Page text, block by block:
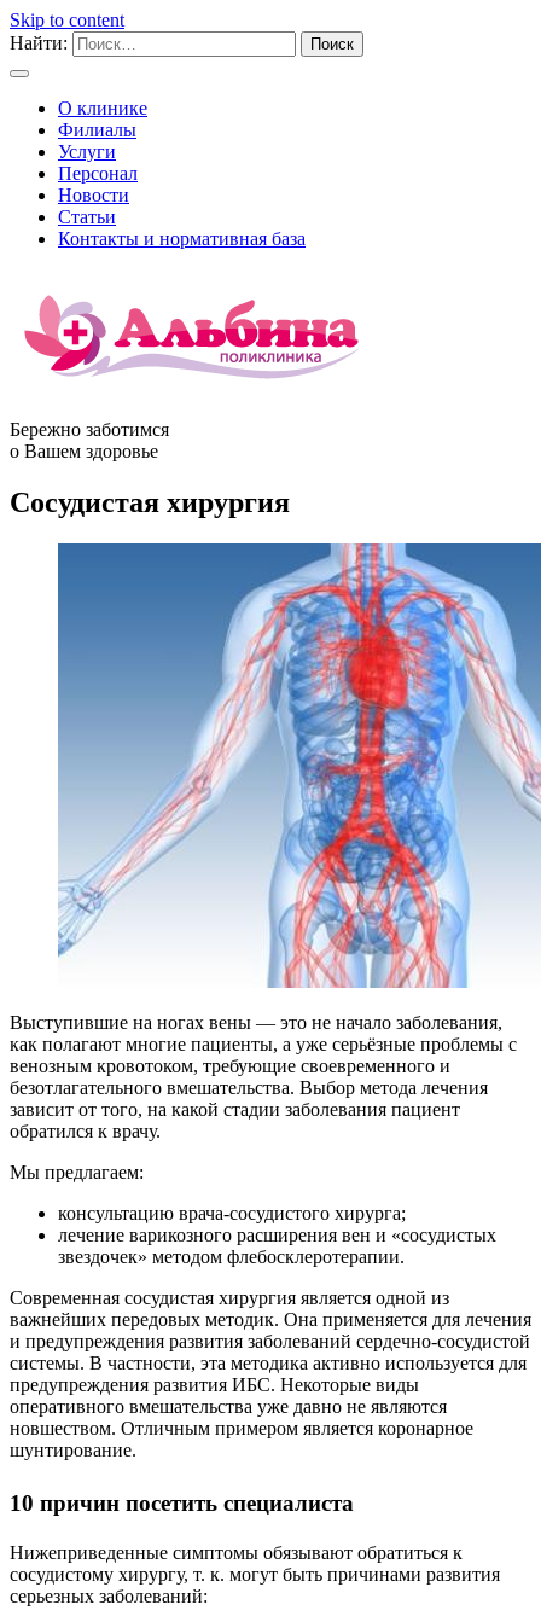
Skip to content
Найти:
О клинике
Филиалы
Услуги
Персонал
Новости
Статьи
Контакты и нормативная база
Бережно заботимся
о Вашем здоровье
Сосудистая хирургия
Выступившие на ногах вены — это не начало заболевания,
как полагают многие пациенты, а уже серьёзные проблемы с
венозным кровотоком, требующие своевременного и
безотлагательного вмешательства. Выбор метода лечения
зависит от того, на какой стадии заболевания пациент
обратился к врачу.
Мы предлагаем:
консультацию врача-сосудистого хирурга;
лечение варикозного расширения вен и «сосудистых
звездочек» методом флебосклеротерапии.
Современная сосудистая хирургия является одной из
важнейших передовых методик. Она применяется для лечения
и предупреждения развития заболеваний сердечно-сосудистой
системы. В частности, эта методика активно используется для
предупреждения развития ИБС. Некоторые виды
оперативного вмешательства уже давно не являются
новшеством. Отличным примером является коронарное
шунтирование.
10 причин посетить специалиста
Нижеприведенные симптомы обязывают обратиться к
сосудистому хирургу, т. к. могут быть причинами развития
серьезных заболеваний: